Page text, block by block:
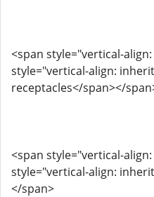
<span style="vertical-
style="vertical-align:
receptacles</span></
<span style="vertical-
style="vertical-align:
</span>